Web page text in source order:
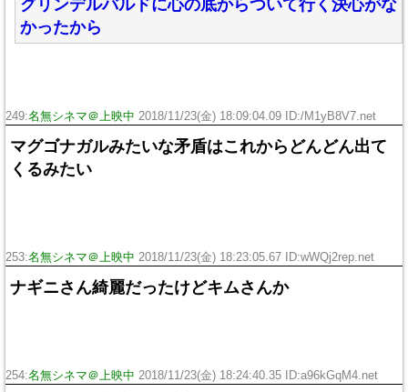
グリンデルバルドに心の底からついて行く決心がな
かったから
249:名無シネマ＠上映中 2018/11/23(金) 18:09:04.09 ID:/M1yB8V7.net
マグゴナガルみたいな矛盾はこれからどんどん出て
くるみたい
253:名無シネマ＠上映中 2018/11/23(金) 18:23:05.67 ID:wWQj2rep.net
ナギニさん綺麗だったけどキムさんか
254:名無シネマ＠上映中 2018/11/23(金) 18:24:40.35 ID:a96kGqM4.net